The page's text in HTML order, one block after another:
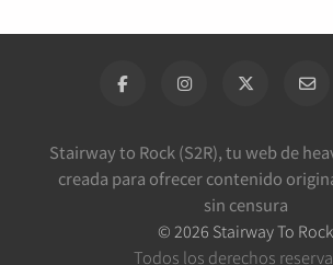
Stairway to Rock (S2R), tu web de
creada para ofrecer contenido
sin censura
© 2026 Stairway To Rock
Todos los derechos